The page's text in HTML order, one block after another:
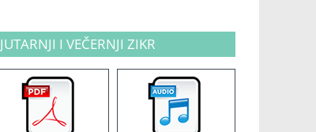
JUTARNJI I VEČERNJI ZIKR